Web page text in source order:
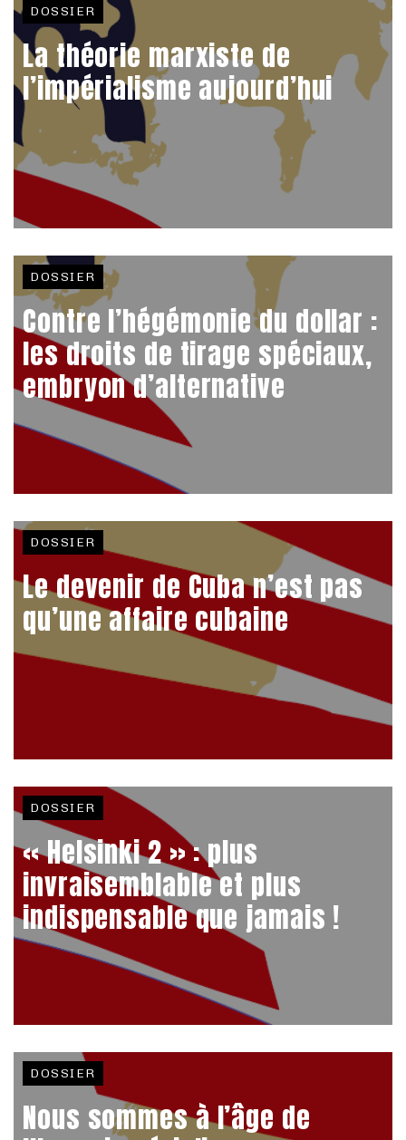
DOSSIER
La théorie marxiste de
l’impérialisme aujourd’hui
DOSSIER
Contre l’hégémonie du dollar :
les droits de tirage spéciaux,
embryon d’alternative
DOSSIER
Le devenir de Cuba n’est pas
qu’une affaire cubaine
DOSSIER
« Helsinki 2 » : plus
invraisemblable et plus
indispensable que jamais !
DOSSIER
Nous sommes à l’âge de